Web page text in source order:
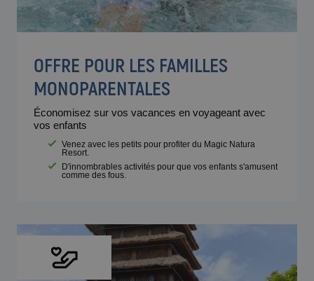
OFFRE POUR LES FAMILLES
MONOPARENTALES
Économisez sur vos vacances en voyageant avec
vos enfants
Venez avec les petits pour profiter du Magic Natura
Resort.
D'innombrables activités pour que vos enfants s'amusent
comme des fous.